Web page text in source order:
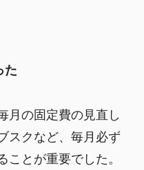
た
月の固定費の見直し
スクなど、毎月必ず
ことが重要でした。